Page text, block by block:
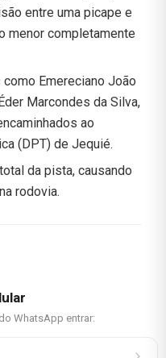
entre uma picape e
menor completamente
Emereciano João
Marcondes da Silva,
ao
(DPT) de Jequié.
da pista, causando
rodovia.
WhatsApp entrar: